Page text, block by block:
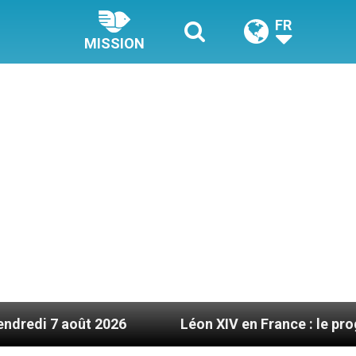
MISSION
FR
2026 Léon XIV en France : le programme